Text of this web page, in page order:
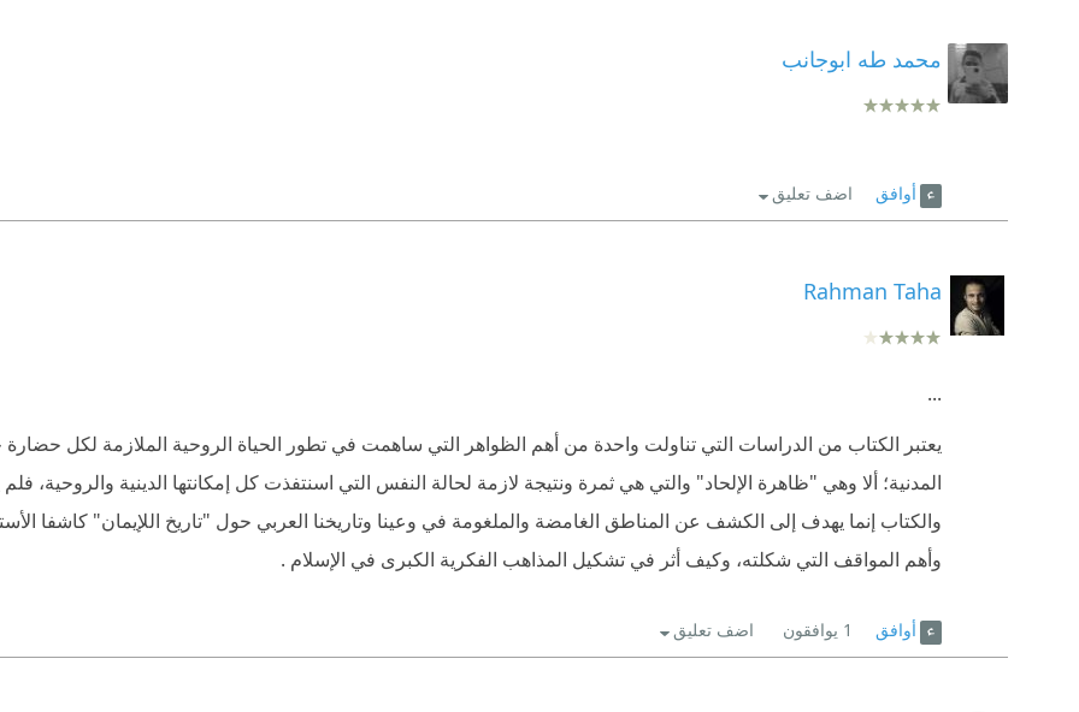
محمد طه ابوجانب
أوافق اضف تعليق
Rahman Taha
...
يعتبر الكتاب من الدراسات التي تناولت واحدة من أهم الظواهر التي ساهمت في تطور الحياة الروحية الملازمة لكل
المدنية؛ ألا وهي "ظاهرة الإلحاد" والتي هي ثمرة ونتيجة لازمة لحالة النفس التي اسنتفذت كل إمكانتها الدينية والروحية، فلم
والكتاب إنما يهدف إلى الكشف عن المناطق الغامضة والملغومة في وعينا وتاريخنا العربي حول "تاريخ اللإيمان" كاشفا
وأهم المواقف التي شكلته، وكيف أثر في تشكيل المذاهب الفكرية الكبرى في الإسلام .
أوافق 1 يوافقون اضف تعليق